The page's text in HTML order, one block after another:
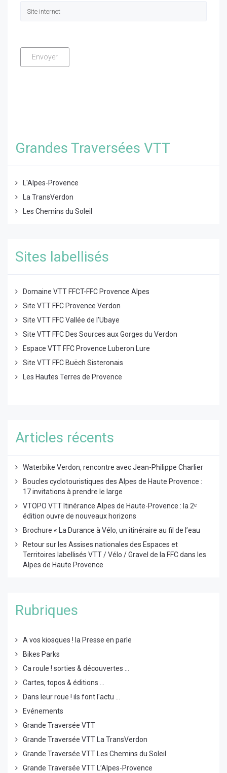
Grandes Traversées VTT
L'Alpes-Provence
La TransVerdon
Les Chemins du Soleil
Sites labellisés
Domaine VTT FFCT-FFC Provence Alpes
Site VTT FFC Provence Verdon
Site VTT FFC Vallée de l'Ubaye
Site VTT FFC Des Sources aux Gorges du Verdon
Espace VTT FFC Provence Luberon Lure
Site VTT FFC Buëch Sisteronais
Les Hautes Terres de Provence
Articles récents
Waterbike Verdon, rencontre avec Jean-Philippe Charlier
Boucles cyclotouristiques des Alpes de Haute Provence :
17 invitations à prendre le large
VTOPO VTT Itinérance Alpes de Haute-Provence : la 2ᵉ
édition ouvre de nouveaux horizons
Brochure « La Durance à Vélo, un itinéraire au fil de l’eau
Retour sur les Assises nationales des Espaces et
Territoires labellisés VTT / Vélo / Gravel de la FFC dans les
Alpes de Haute Provence
Rubriques
A vos kiosques ! la Presse en parle
Bikes Parks
Ca roule ! sorties & découvertes ...
Cartes, topos & éditions ...
Dans leur roue ! ils font l'actu ...
Evénements
Grande Traversée VTT
Grande Traversée VTT La TransVerdon
Grande Traversée VTT Les Chemins du Soleil
Grande Traversée VTT L’Alpes-Provence